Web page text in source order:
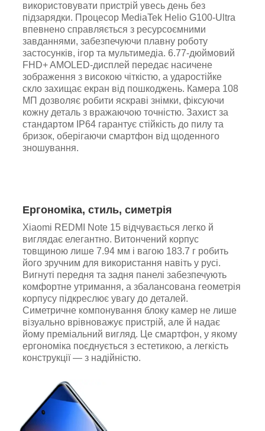
використовувати пристрій увесь день без
підзарядки. Процесор MediaTek Helio G100-Ultra
впевнено справляється з ресурсоємними
завданнями, забезпечуючи плавну роботу
застосунків, ігор та мультимедіа. 6.77-дюймовий
FHD+ AMOLED-дисплей передає насичене
зображення з високою чіткістю, а ударостійке
скло захищає екран від пошкоджень. Камера 108
МП дозволяє робити яскраві знімки, фіксуючи
кожну деталь з вражаючою точністю. Захист за
стандартом IP64 гарантує стійкість до пилу та
бризок, оберігаючи смартфон від щоденного
зношування.
Ергономіка, стиль, симетрія
Xiaomi REDMI Note 15 відчувається легко й
виглядає елегантно. Витончений корпус
товщиною лише 7.94 мм і вагою 183.7 г робить
його зручним для використання навіть у русі.
Вигнуті передня та задня панелі забезпечують
комфортне утримання, а збалансована геометрія
корпусу підкреслює увагу до деталей.
Симетричне компонування блоку камер не лише
візуально врівноважує пристрій, але й надає
йому преміальний вигляд. Це смартфон, у якому
ергономіка поєднується з естетикою, а легкість
конструкції — з надійністю.